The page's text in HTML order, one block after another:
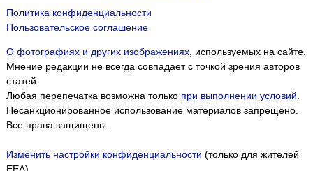
Политика конфиденциальности
Пользовательское соглашение
О фотографиях и других изображениях, используемых на сайте.
Мнение редакции не всегда совпадает с точкой зрения авторов
статей.
Любая перепечатка возможна только при выполнении условий
Несанкционированное использование материалов запрещено.
Все права защищены.
Изменить настройки конфиденциальности (только для жителей